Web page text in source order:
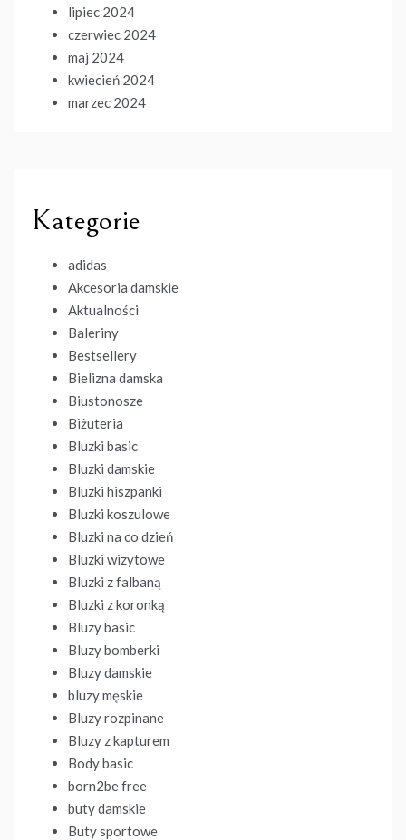
lipiec 2024
czerwiec 2024
maj 2024
kwiecień 2024
marzec 2024
Kategorie
adidas
Akcesoria damskie
Aktualności
Baleriny
Bestsellery
Bielizna damska
Biustonosze
Biżuteria
Bluzki basic
Bluzki damskie
Bluzki hiszpanki
Bluzki koszulowe
Bluzki na co dzień
Bluzki wizytowe
Bluzki z falbaną
Bluzki z koronką
Bluzy basic
Bluzy bomberki
Bluzy damskie
bluzy męskie
Bluzy rozpinane
Bluzy z kapturem
Body basic
born2be free
buty damskie
Buty sportowe